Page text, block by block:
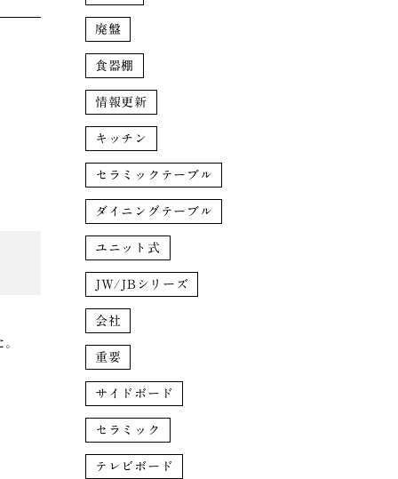
廃盤
食器棚
情報更新
キッチン
セラミックテーブル
ダイニングテーブル
ユニット式
JW/JBシリーズ
会社
重要
サイドボード
セラミック
テレビボード